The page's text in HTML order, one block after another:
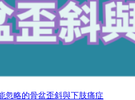
忽略的骨盆歪斜與下肢痛症